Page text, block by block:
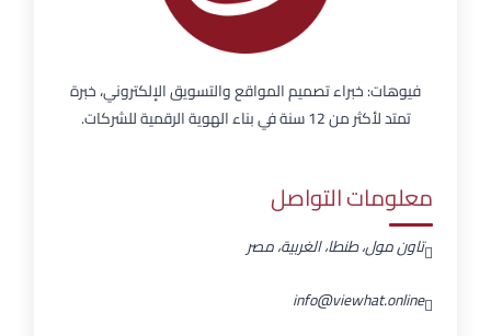
فيوهات: خبراء تصميم المواقع والتسويق الإلكتروني، خبرة
تمتد لأكثر من 12 سنة في بناء الهوية الرقمية للشركات.
معلومات التواصل
تاون مول، طنطا، الغربية، مصر
info@viewhat.online